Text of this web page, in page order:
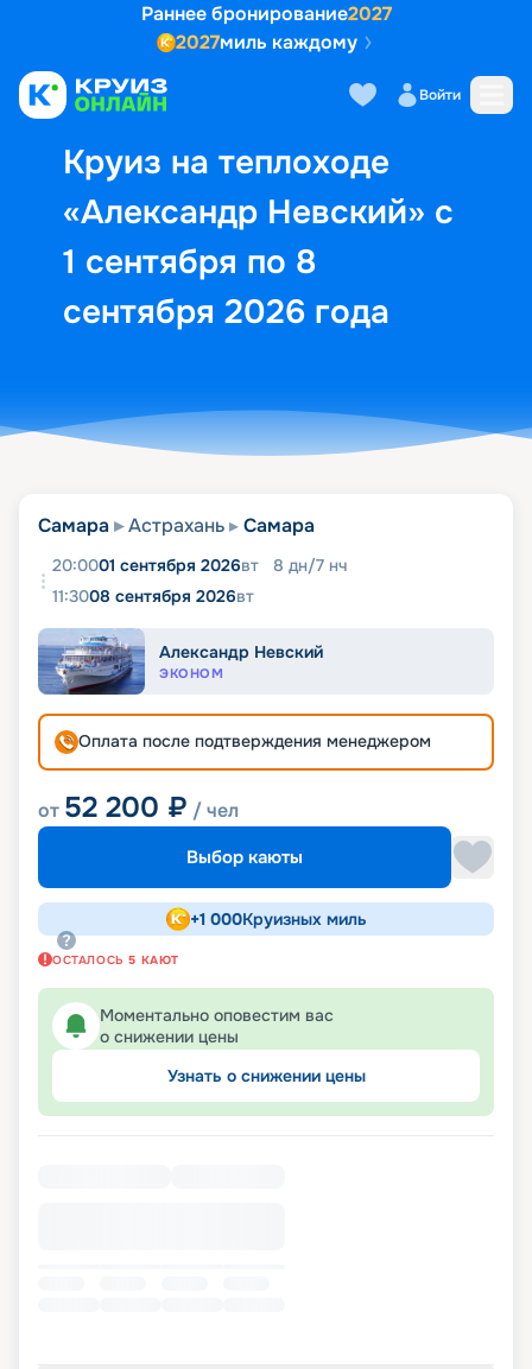
Раннее бронирование2027
2027миль каждому
Войти
Круиз на теплоходе
«Александр Невский» с
1 сентября по 8
сентября 2026 года
Выбор кают Маршрут и
Самара Астрахань Самара
20:0001 сентября 2026вт 8 дн/7 нч
11:3008 сентября 2026вт
Александр Невский
ЭКОНОМ
Оплата после подтверждения менеджером
от 52 200 ₽ / чел
Выбор каюты
+1 000Круизных миль
ОСТАЛОСЬ 5 КАЮТ
Моментально оповестим вас
о снижении цены
Узнать о снижении цены